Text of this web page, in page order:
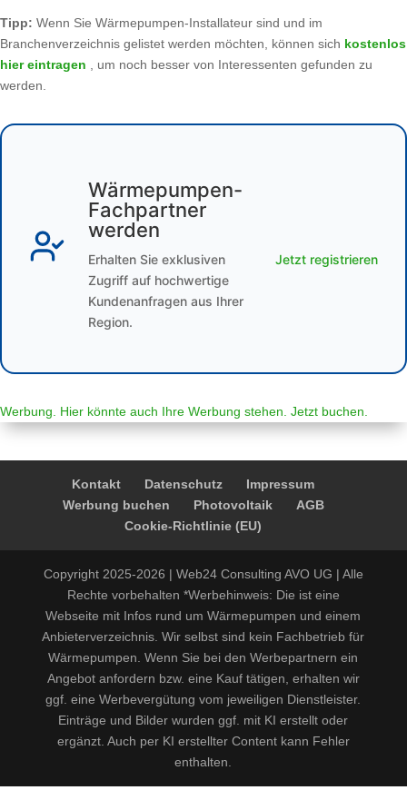
Tipp: Wenn Sie Wärmepumpen-Installateur sind und im
Branchenverzeichnis gelistet werden möchten, können sich kostenlos
hier eintragen , um noch besser von Interessenten gefunden zu
werden.
Wärmepumpen-
Fachpartner
werden
Erhalten Sie exklusiven
Zugriff auf hochwertige
Kundenanfragen aus Ihrer
Region.
Jetzt registrieren
Werbung. Hier könnte auch Ihre Werbung stehen. Jetzt buchen.
Kontakt Datenschutz
Impressum
Werbung buchen
Photovoltaik
AGB
Cookie-Richtlinie (EU)
Copyright 2025-2026 | Web24 Consulting AVO UG | Alle
Rechte vorbehalten *Werbehinweis: Die ist eine
Webseite mit Infos rund um Wärmepumpen und einem
Anbieterverzeichnis. Wir selbst sind kein Fachbetrieb für
Wärmepumpen. Wenn Sie bei den Werbepartnern ein
Angebot anfordern bzw. eine Kauf tätigen, erhalten wir
ggf. eine Werbevergütung vom jeweiligen Dienstleister.
Einträge und Bilder wurden ggf. mit KI erstellt oder
ergänzt. Auch per KI erstellter Content kann Fehler
enthalten.